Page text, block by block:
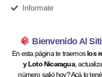
Informate
Bienvenido Al
En esta página te traemoslos
y Loto Nicaragua,
número salió hoy? Acá lo